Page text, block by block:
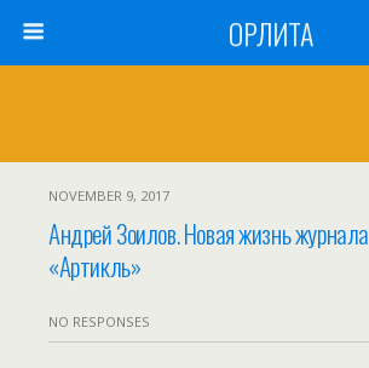
ОРЛИТА
NOVEMBER 9, 2017
Андрей Зоилов. Новая жизнь журнала
«Артикль»
NO RESPONSES